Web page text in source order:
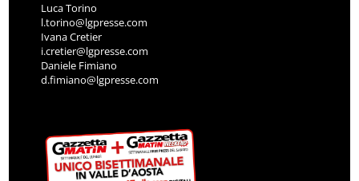
Luca Torino
l.torino@lgpresse.com
Ivana Cretier
i.cretier@lgpresse.com
Daniele Fimiano
d.fimiano@lgpresse.com